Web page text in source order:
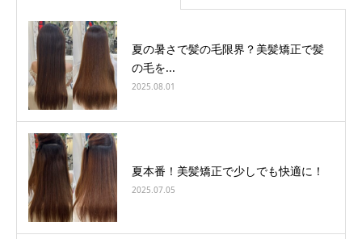
夏の暑さで髪の毛限界？美髪矯正で髪
の毛を...
2025.08.01
夏本番！美髪矯正で少しでも快適に！
2025.07.05